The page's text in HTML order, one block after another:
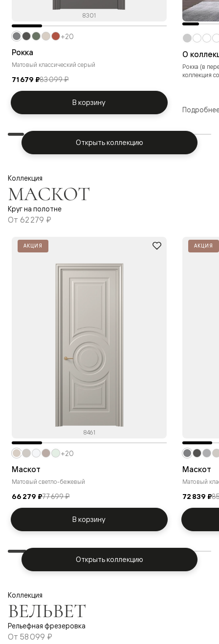
8301
Рокка
Матовый классический серый
71 679 ₽83 099 ₽
+20
В корзину
О
Рокка (в
коллекция
Открыть коллекцию
Коллекция
МАСКОТ
Круг на полотне
От 62 279 ₽
АКЦИЯ
8461
Маскот
Матовый светло-бежевый
66 279 ₽77 699 ₽
+20
В корзину
АКЦИЯ
Маскот
Матовый
72 839 ₽
Открыть коллекцию
Коллекция
ВЕЛЬВЕТ
Рельефная фрезеровка
От 58 099 ₽